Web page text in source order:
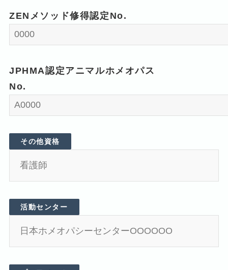
ZENメソッド修得認定No.
JPHMA認定アニマルホメオパス
No.
その他資格
活動センター